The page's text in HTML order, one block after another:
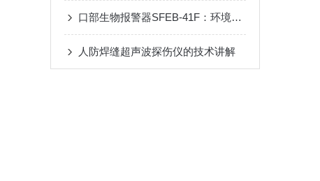
口部生物报警器SFEB-41F：环境生物因素变化的守护者
人防焊缝超声波探伤仪的技术讲解